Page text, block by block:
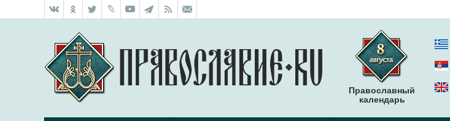
Православный
календарь